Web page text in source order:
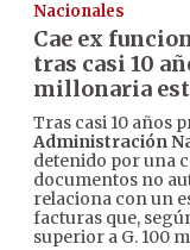
Nacionales
Cae ex
tras casi 10
millonaria
Tras casi 10 años
Administración
detenido por una
documentos no
relaciona con un
facturas que,
superior a G. 100